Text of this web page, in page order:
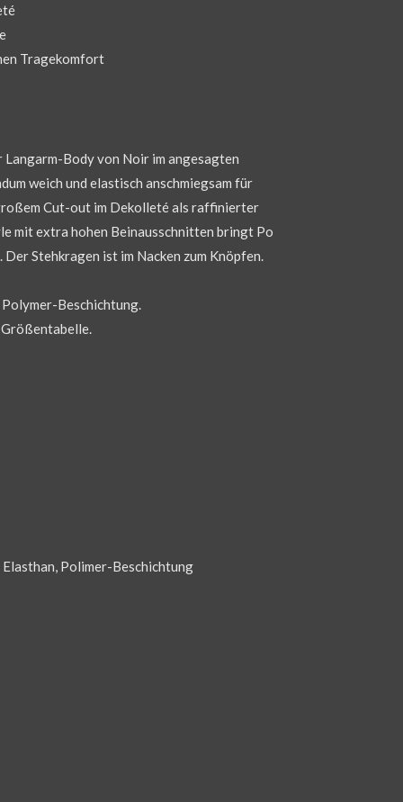
Tragekomfort
Langarm-Body von Noir im angesagten
weich und elastisch anschmiegsam für
Cut-out im Dekolleté als raffinierter
mit extra hohen Beinausschnitten bringt Po
Stehkragen ist im Nacken zum Knöpfen.
Beschichtung.
Polimer-Beschichtung